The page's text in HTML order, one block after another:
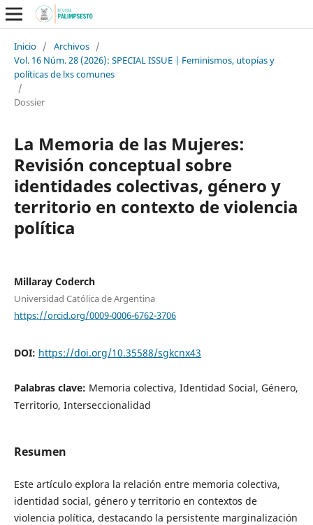
Inicio / Archivos /
Vol. 16 Núm. 28 (2026): SPECIAL ISSUE | Feminismos, utopías y
políticas de lxs comunes
/
Dossier
La Memoria de las Mujeres:
Revisión conceptual sobre
identidades colectivas, género y
territorio en contexto de violencia
política
Millaray Coderch
Universidad Católica de Argentina
https://orcid.org/0009-0006-6762-3706
DOI: https://doi.org/10.35588/sgkcnx43
Palabras clave: Memoria colectiva, Identidad Social, Género,
Territorio, Interseccionalidad
Resumen
Este artículo explora la relación entre memoria colectiva,
identidad social, género y territorio en contextos de
violencia política, destacando la persistente marginalización